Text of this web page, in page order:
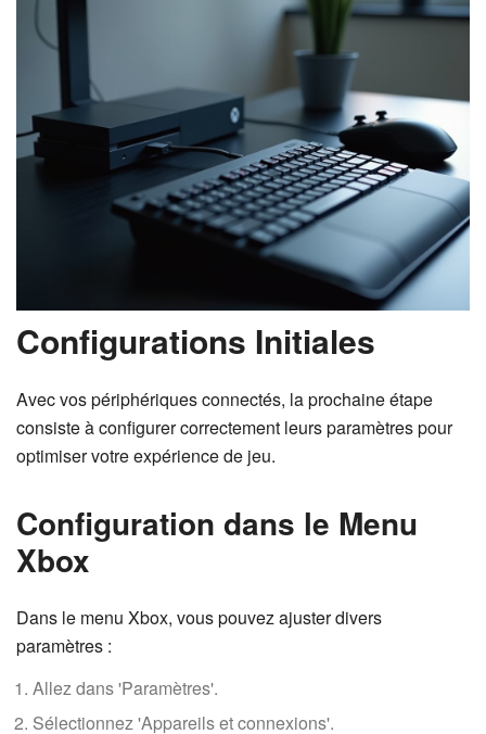
Configurations Initiales
Avec vos périphériques connectés, la prochaine étape
consiste à configurer correctement leurs paramètres pour
optimiser votre expérience de jeu.
Configuration dans le Menu
Xbox
Dans le menu Xbox, vous pouvez ajuster divers
paramètres :
Allez dans 'Paramètres'.
Sélectionnez 'Appareils et connexions'.